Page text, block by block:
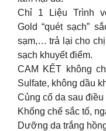
Chỉ 1 Liệu Trình
Gold “quét sạch”
sạm,… trả lại cho chị
sạch khuyết điểm.
CAM KẾT không
Sulfate, không dầu
Củng cố da sau điều
Khống chế sắc tố,
Dưỡng da trắng